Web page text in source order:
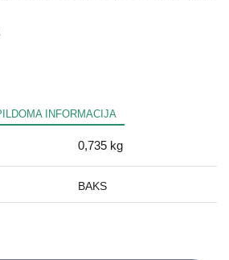
INFORMACIJA
0,735 kg
BAKS